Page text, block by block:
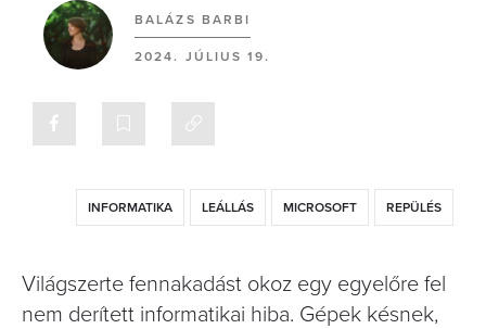
BALÁZS BARBI
2024. JÚLIUS 19.
INFORMATIKA LEÁLLÁS MICROSOFT REPÜLÉS
Világszerte fennakadást okoz egy egyelőre fel
nem derített informatikai hiba. Gépek késnek,